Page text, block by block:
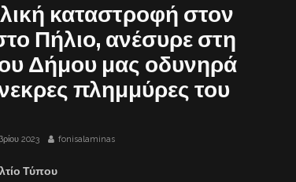
καταστροφή στον
Πήλιο, ανέσυρε στη
Δήμου μας οδυνηρά
πλημμύρες του
2023 fonisalaminas
Τύπου